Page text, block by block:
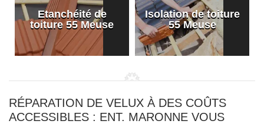
Etanchéité de
toiture 55 Meuse
Isolation de toiture
55 Meuse
RÉPARATION DE VELUX À DES COÛTS
ACCESSIBLES : ENT. MARONNE VOUS